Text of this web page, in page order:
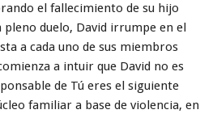
el fallecimiento de su hijo
pleno duelo, David irrumpe en el
a cada uno de sus miembros
a intuir que David no es
de Tú eres el siguiente
familiar a base de violencia, en